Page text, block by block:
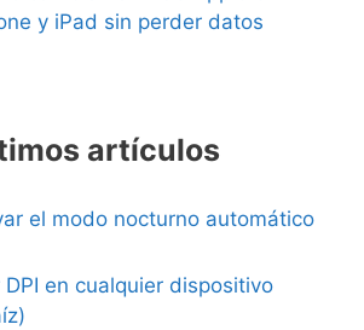
y iPad sin perder datos
artículos
el modo nocturno automático
en cualquier dispositivo